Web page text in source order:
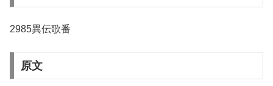
2985異伝歌番
原文